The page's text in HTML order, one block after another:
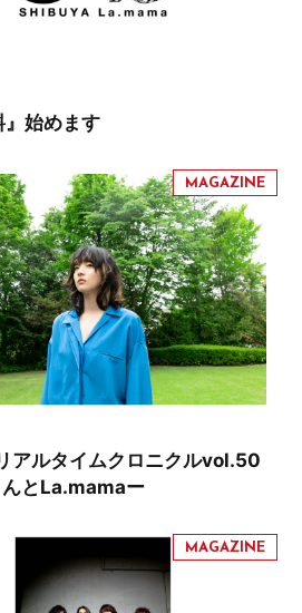
』始めます
アルタイムクロニクルvol.50
とLa.mamaー